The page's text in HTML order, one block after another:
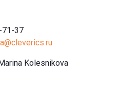
71-37
Kolesnikova